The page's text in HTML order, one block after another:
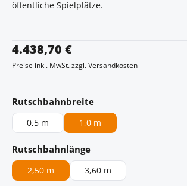
öffentliche Spielplätze.
Regulärer Preis:
4.438,70 €
Preise inkl. MwSt. zzgl. Versandkosten
Rutschbahnbreiteauswählen
0,5 m 1,0 m
Rutschbahnlängeauswählen
2,50 m 3,60 m